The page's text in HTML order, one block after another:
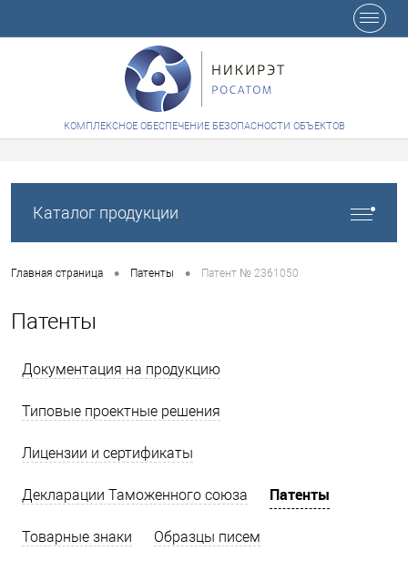
КОМПЛЕКСНОЕ ОБЕСПЕЧЕНИЕ БЕЗОПАСНОСТИ ОБЪЕКТОВ
Каталог продукции
Главная страница • Патенты • Патент № 2361050
Патенты
Документация на продукцию
Типовые проектные решения
Лицензии и сертификаты
Декларации Таможенного союза Патенты
Товарные знаки Образцы писем